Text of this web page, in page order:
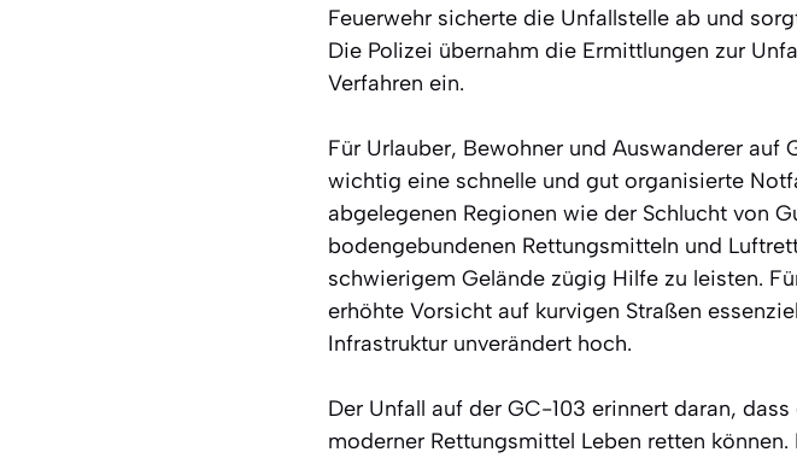
Feuerwehr sicherte die Unfallstelle ab und
Die Polizei übernahm die Ermittlungen zur
Verfahren ein.
Für Urlauber, Bewohner und Auswanderer
wichtig eine schnelle und gut organisierte
abgelegenen Regionen wie der Schlucht von
bodengebundenen Rettungsmitteln und
schwierigem Gelände zügig Hilfe zu leisten.
erhöhte Vorsicht auf kurvigen Straßen
Infrastruktur unverändert hoch.
Der Unfall auf der GC-103 erinnert daran,
moderner Rettungsmittel Leben retten